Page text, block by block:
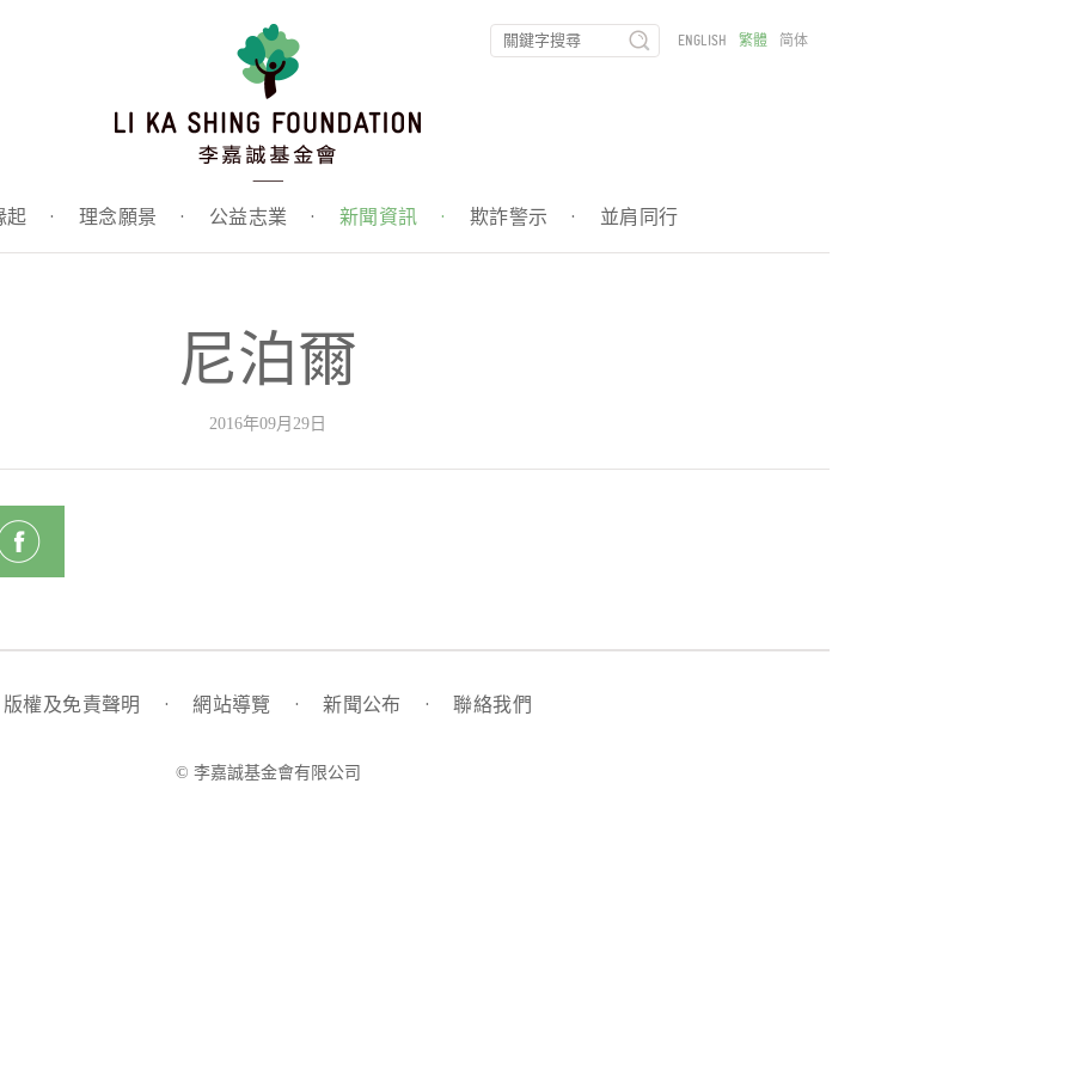
起 · 理念願景 · 公益志業 · 新聞資訊 · 欺詐警示 · 並肩同行
ENGLISH 繁體 简体
尼泊爾
2016年09月29日
版權及免責聲明 · 網站導覽 · 新聞公布 · 聯絡我們
© 李嘉誠基金會有限公司